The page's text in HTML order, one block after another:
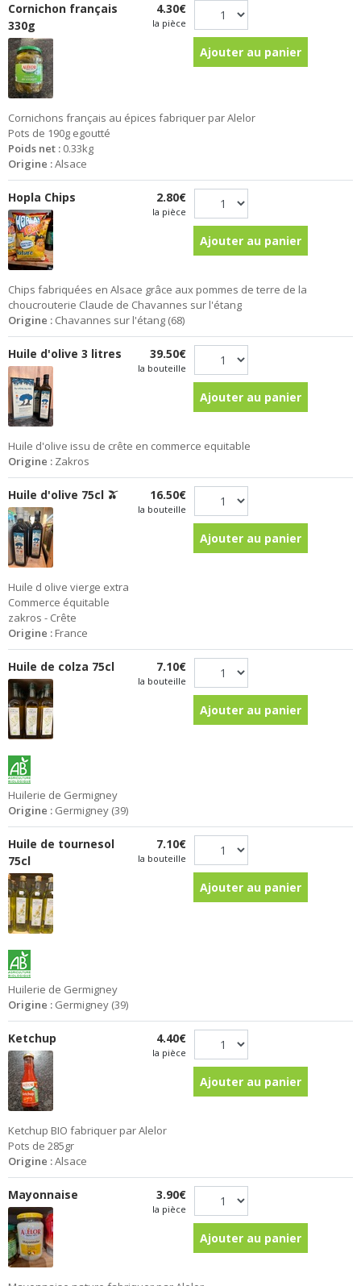
Cornichon français
330g
4.30€
la pièce
Ajouter au panier
Cornichons français au épices fabriquer par Alelor
Pots de 190g egoutté
Poids net : 0.33kg
Origine :Alsace
Hopla Chips 2.80€
la pièce
Ajouter au panier
Chips fabriquées en Alsace grâce aux pommes de terre de la
choucrouterie Claude de Chavannes sur l'étang
Origine : Chavannes sur l'étang (68)
Huile d'olive 3 litres 39.50€
la bouteille
Ajouter au panier
Huile d'olive issu de crête en commerce equitable
Origine : Zakros
Huile d'olive 75cl 🫒 16.50€
la bouteille
Ajouter au panier
Huile d olive vierge extra
Commerce équitable
zakros - Crête
Origine : France
Huile de colza 75cl 7.10€
la bouteille
Ajouter au panier
Huilerie de Germigney
Origine : Germigney (39)
Huile de tournesol
75cl
7.10€
la bouteille
Ajouter au panier
Huilerie de Germigney
Origine : Germigney (39)
Ketchup 4.40€
la pièce
Ajouter au panier
Ketchup BIO fabriquer par Alelor
Pots de 285gr
Origine :Alsace
Mayonnaise 3.90€
la pièce
Ajouter au panier